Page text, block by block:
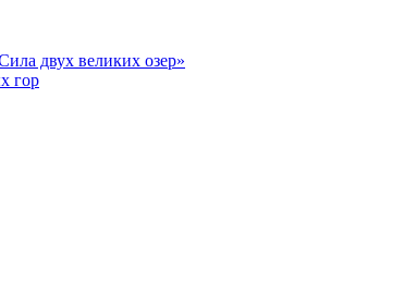
двух великих озер»
гор